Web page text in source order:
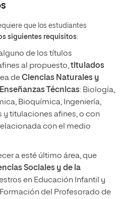
que los estudiantes
siguientes requisitos:
de los títulos
al propuesto,titulados
deCiencias Naturales y
Técnicas: Biología,
Bioquímica, Ingeniería,
titulaciones afines, o con
con el medio
a esté último área, que
Sociales y de la
en Educación Infantil y
del Profesorado de